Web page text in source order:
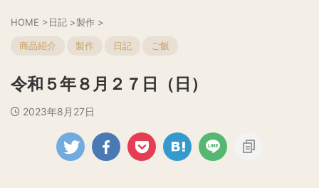
HOME >日記 >製作 >
商品紹介 製作 日記 ご飯
令和５年８月２７日（日）
2023年8月27日